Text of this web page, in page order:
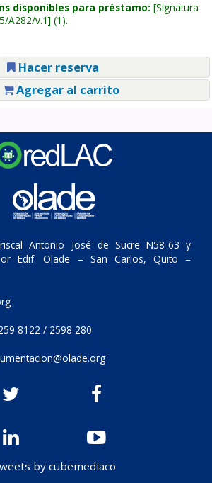
disponibles para préstamo: Signatura
A282/v.1 (1).
Hacer reserva
Agregar al carrito
Antonio José de Sucre N58-63 y
Edif. Olade – San Carlos, Quito –
8122 / 2598 280
by cubemediaco